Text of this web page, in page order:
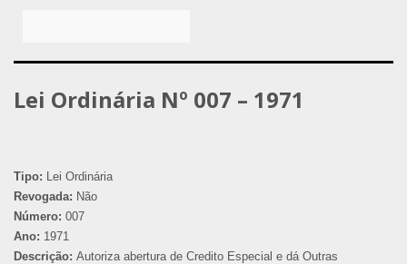
Lei Ordinária Nº 007 – 1971
Tipo: Lei Ordinária
Revogada: Não
Número: 007
Ano: 1971
Descrição: Autoriza abertura de Credito Especial e dá Outras